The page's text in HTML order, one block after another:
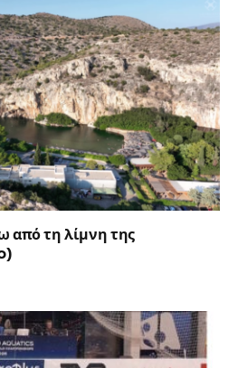
από τη λίμνη της